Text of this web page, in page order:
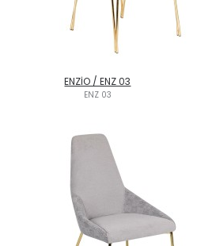
ENZİO / ENZ 03
ENZ 03